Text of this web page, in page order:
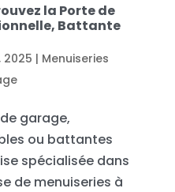
la Porte de
Battante
2025 | Menuiseries
garage,
ou battantes
spécialisée dans
de menuiseries à